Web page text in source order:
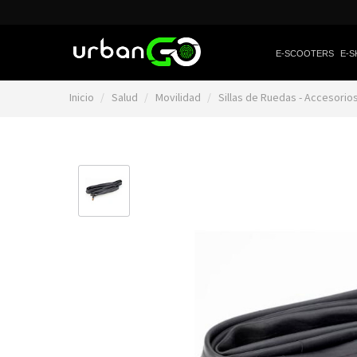
E-SCOOTERS E-
Inicio Salud Movilidad Sillas de Ruedas -